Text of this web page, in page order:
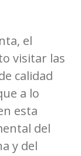
el
visitar las
calidad
a lo
esta
del
y del